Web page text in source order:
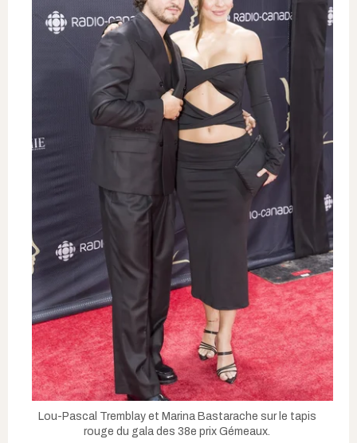
Lou-Pascal Tremblay et Marina Bastarache sur le tapis
rouge du gala des 38e prix Gémeaux.